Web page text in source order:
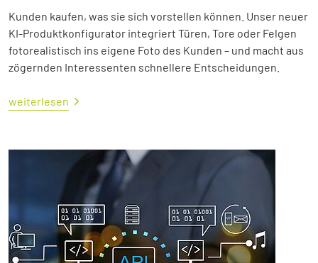
Kunden kaufen, was sie sich vorstellen können. Unser neuer
KI-Produktkonfigurator integriert Türen, Tore oder Felgen
fotorealistisch ins eigene Foto des Kunden – und macht aus
zögernden Interessenten schnellere Entscheidungen.
weiterlesen